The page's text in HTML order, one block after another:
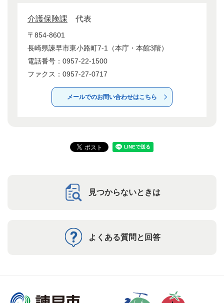
介護保険課 代表
〒854-8601
長崎県諫早市東小路町7-1（本庁・本館3階）
電話番号：0957-22-1500
ファクス：0957-27-0717
メールでのお問い合わせはこちら
見つからないときは
よくある質問と回答